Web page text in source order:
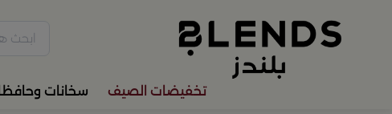
تسوّق من بلندز تشكيلة تضم ترامس
تخفيضات الصيف سخانات